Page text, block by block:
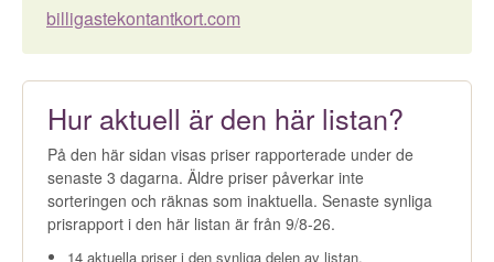
billigastekontantkort.com
Hur aktuell är den här listan?
På den här sidan visas priser rapporterade under de
senaste 3 dagarna. Äldre priser påverkar inte
sorteringen och räknas som inaktuella. Senaste synliga
prisrapport i den här listan är från 9/8-26.
14 aktuella priser i den synliga delen av listan.